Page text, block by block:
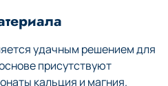
удачным решением для
присутствуют
кальция и магния.